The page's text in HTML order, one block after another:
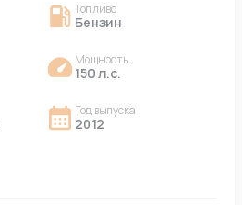
Топливо
Бензин
Мощность
150 л.с.
Год выпуска
2012